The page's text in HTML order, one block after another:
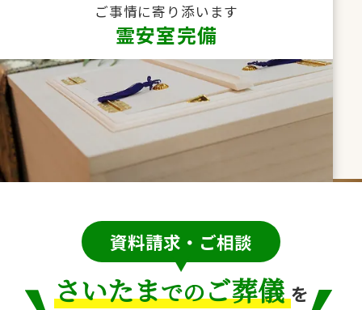
ご事情に寄り添います
霊安室完備
資料請求・ご相談
さいたまでのご葬儀を